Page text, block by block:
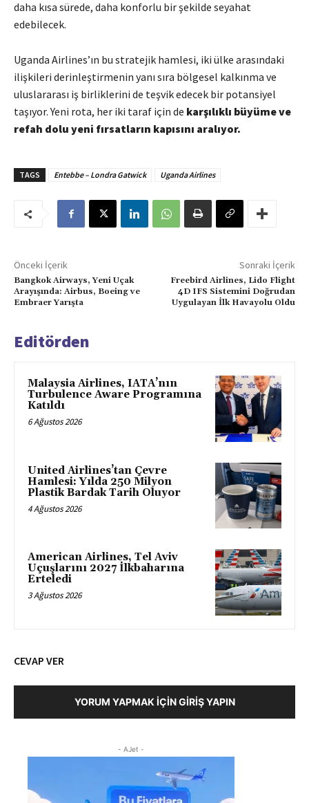
daha kısa sürede, daha konforlu bir şekilde seyahat
edebilecek.
Uganda Airlines’ın bu stratejik hamlesi, iki ülke arasındaki
ilişkileri derinleştirmenin yanı sıra bölgesel kalkınma ve
uluslararası iş birliklerini de teşvik edecek bir potansiyel
taşıyor. Yeni rota, her iki taraf için de karşılıklı büyüme ve
refah dolu yeni fırsatların kapısını aralıyor.
TAGS Entebbe – Londra Gatwick Uganda Airlines
Önceki İçerik
Bangkok Airways, Yeni Uçak
Arayışında: Airbus, Boeing ve
Embraer Yarışta
Sonraki İçerik
Freebird Airlines, Lido Flight
4D IFS Sistemini Doğrudan
Uygulayan İlk Havayolu Oldu
Editörden
Malaysia Airlines, IATA’nın
Turbulence Aware Programına
Katıldı
6 Ağustos 2026
United Airlines’tan Çevre
Hamlesi: Yılda 250 Milyon
Plastik Bardak Tarih Oluyor
4 Ağustos 2026
American Airlines, Tel Aviv
Uçuşlarını 2027 İlkbaharına
Erteledi
3 Ağustos 2026
CEVAP VER
YORUM YAPMAK İÇIN GIRIŞ YAPIN
- AJet -